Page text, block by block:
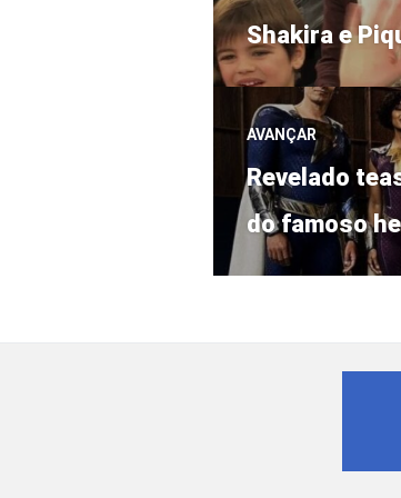
de
Post
Post
anterior:
Shakira e
AVANÇAR
Próximo
post:
Revelado
do famoso